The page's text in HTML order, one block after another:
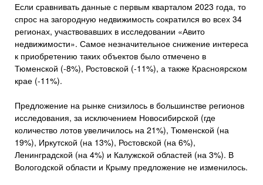
Если сравнивать данные с первым кварталом 2023 года, то
спрос на загородную недвижимость сократился во всех 34
регионах, участвовавших в исследовании «Авито
недвижимости». Самое незначительное снижение интереса
к приобретению таких объектов было отмечено в
Тюменской (-8%), Ростовской (-11%), а также Красноярском
крае (-11%).
Предложение на рынке снизилось в большинстве регионов
исследования, за исключением Новосибирской (где
количество лотов увеличилось на 21%), Тюменской (на
19%), Иркутской (на 13%), Ростовской (на 6%),
Ленинградской (на 4%) и Калужской областей (на 3%). В
Вологодской области и Крыму предложение не изменилось.